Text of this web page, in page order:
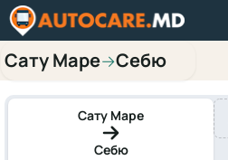
Сату Маре→Себю
Сату Маре
Себю